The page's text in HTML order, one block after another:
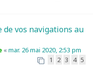
vos navigations au
«mar. 26 mai 2020, 2:53 pm
1 2 3 4 5